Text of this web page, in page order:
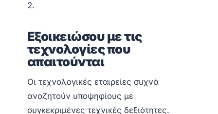
2.
Εξοικειώσου με τις
τεχνολογίες που
απαιτούνται
Οι τεχνολογικές εταιρείες συχνά
αναζητούν υποψηφίους με
συγκεκριμένες τεχνικές δεξιότητες.